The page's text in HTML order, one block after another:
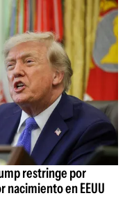
restringe por
nacimiento en EEUU